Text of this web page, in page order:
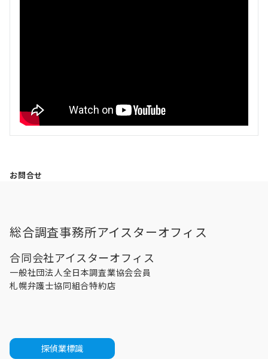
お問合せ
総合調査事務所アイスターオフィス
合同会社アイスターオフィス
一般社団法人全日本調査業協会会員
札幌弁護士協同組合特約店
探偵業標識